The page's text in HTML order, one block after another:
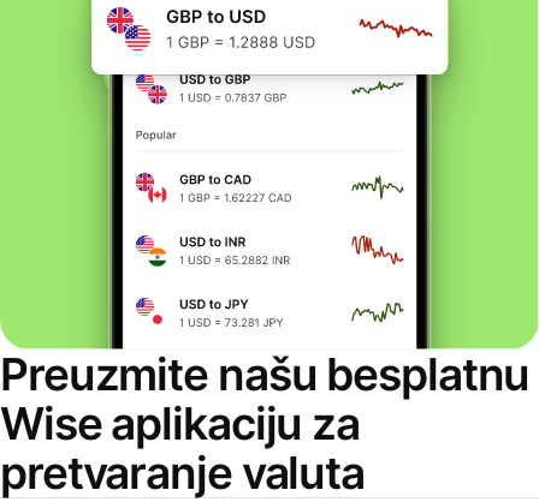
Preuzmite našu besplatnu
Wise aplikaciju za
pretvaranje valuta